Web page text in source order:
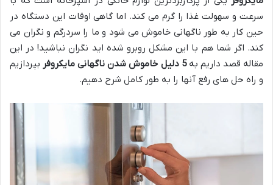
سرعت و سهولت غذا را گرم می کند. اما گاهی اوقات این دستگاه در
حین کار به طور ناگهانی خاموش می شود و ما را سردرگم و نگران می
کند. اگر شما هم با این مشکل روبرو شده اید نگران نباشید! در این
مقاله قصد داریم به5 دلیل خاموش شدن ناگهانی مایکروفر
بپردازیم
و راه حل های رفع آنها را به طور کامل شرح دهیم.